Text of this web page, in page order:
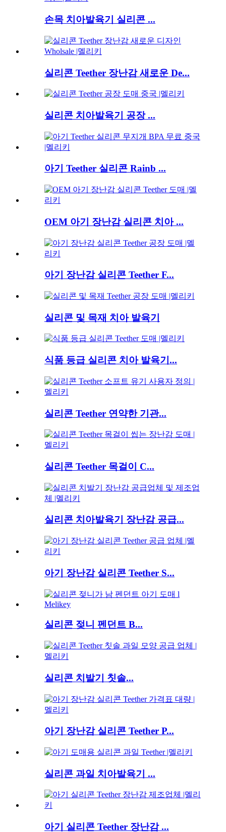
손목 치아발육기 실리콘 ...
실리콘 Teether 장난감 새로운 De...
실리콘 치아발육기 공장 ...
아기 Teether 실리콘 Rainb ...
OEM 아기 장난감 실리콘 치아 ...
아기 장난감 실리콘 Teether F...
실리콘 및 목재 치아 발육기
식품 등급 실리콘 치아 발육기...
실리콘 Teether 연약한 기관...
실리콘 Teether 목걸이 C...
실리콘 치아발육기 장난감 공급...
아기 장난감 실리콘 Teether S...
실리콘 젖니 펜던트 B...
실리콘 치발기 칫솔...
아기 장난감 실리콘 Teether P...
실리콘 과일 치아발육기 ...
아기 실리콘 Teether 장난감 ...